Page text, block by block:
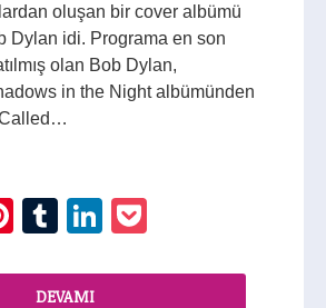
oluşan bir cover albümü
Dylan idi. Programa en son
olan Bob Dylan,
in the Night albümünden
Pinterest
TumblrLinkedIn
DEVAMI